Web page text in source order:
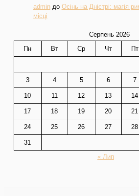
adminдо Осінь на Дністрі: магія
місці
Серпень 2026
Пн
Вт Ср Чт Пт
3 4 5 6 7
10 11 12 13 14
17 18 19 20 21
24 25 26 27 28
31
« Лип